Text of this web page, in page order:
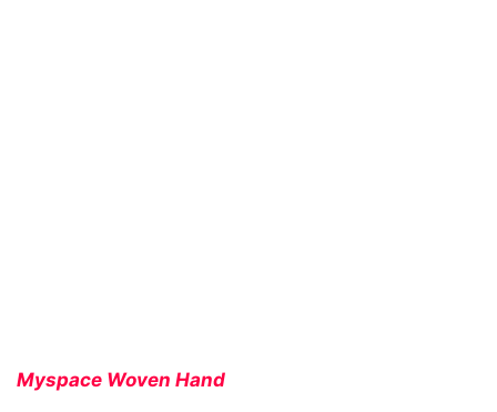
Myspace Woven Hand